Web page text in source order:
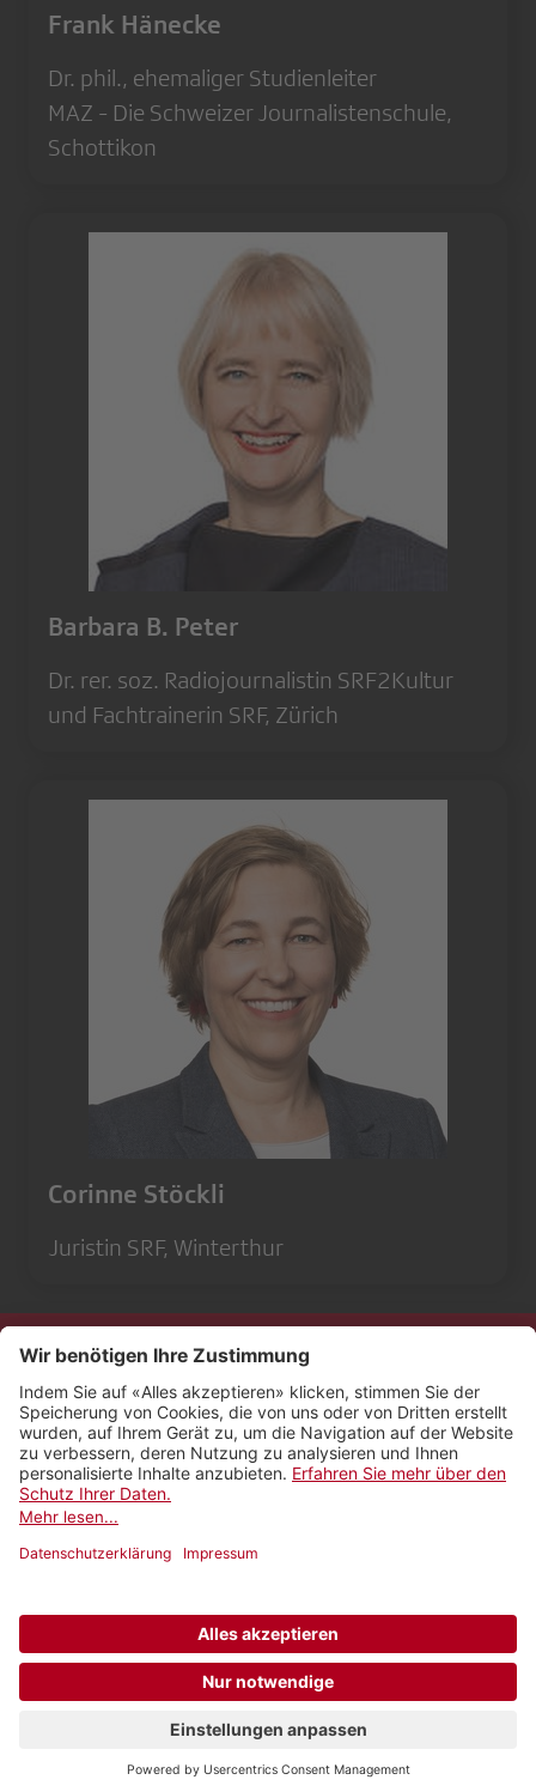
Frank Hänecke
Dr. phil., ehemaliger Studienleiter
MAZ - Die Schweizer Journalistenschule,
Schottikon
Barbara B. Peter
Dr. rer. soz. Radiojournalistin SRF2Kultur
und Fachtrainerin SRF, Zürich
Corinne Stöckli
Juristin SRF, Winterthur
Kontakt
Impressum
Rechtliches
Netiquette
Newsletter abonnieren